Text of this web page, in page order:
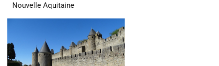
Nouvelle Aquitaine